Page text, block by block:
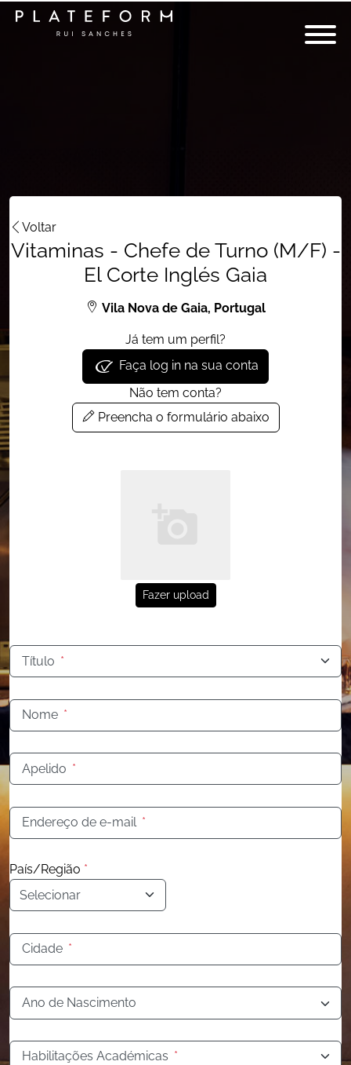
Voltar
Vitaminas - Chefe de Turno (M/F) -
El Corte Inglés Gaia
Vila Nova de Gaia, Portugal
Já tem um perfil?
Faça log in na sua conta
Não tem conta?
Preencha o formulário abaixo
Fazer upload
Título *
Nome *
Apelido *
Endereço de e-mail *
País/Região *
Cidade *
Ano de Nascimento
Habilitações Académicas *